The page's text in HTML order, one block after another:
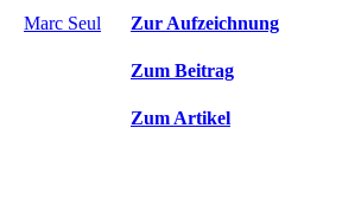
Marc Seul
Zur Aufzeichnung
Zum Beitrag
Zum Artikel